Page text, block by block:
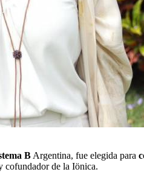
B Argentina, fue elegida para
cofundador de la Iönica.